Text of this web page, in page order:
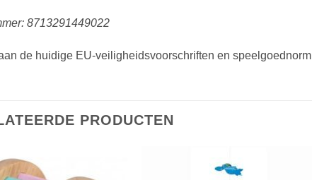
8713291449022
de huidige EU-veiligheidsvoorschriften en
PRODUCTEN